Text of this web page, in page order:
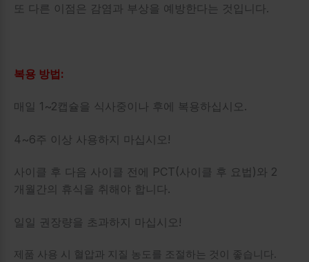
또 다른 이점은 감염과 부상을 예방한다는 것입니다.
복용 방법:
매일 1~2캡슐을 식사중이나 후에 복용하십시오.
4~6주 이상 사용하지 마십시오!
사이클 후 다음 사이클 전에 PCT(사이클 후 요법)와 2
개월간의 휴식을 취해야 합니다.
일일 권장량을 초과하지 마십시오!
제품 사용 시 혈압과 지질 농도를 조절하는 것이 좋습니다.